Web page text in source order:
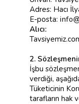
Adres: Hacı
E-posta:
Alıcı:
2.
İşbu
verdiği,
Tüketicinin
tarafların hak